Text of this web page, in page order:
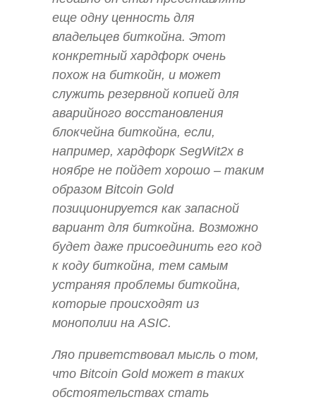
еще одну ценность для
владельцев биткойна. Этот
конкретный хардфорк очень
похож на биткойн, и может
служить резервной копией для
аварийного восстановления
блокчейна биткойна, если,
например, хардфорк SegWit2x в
ноябре не пойдет хорошо – таким
образом Bitcoin Gold
позиционируется как запасной
вариант для биткойна. Возможно
будет даже присоединить его код
к коду биткойна, тем самым
устраняя проблемы биткойна,
которые происходят из
монополии на ASIC.
Ляо приветствовал мысль о том,
что Bitcoin Gold может в таких
обстоятельствах стать